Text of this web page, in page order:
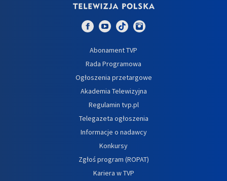
Abonament TVP
Rada Programowa
Ogłoszenia przetargowe
Akademia Telewizyjna
Regulamin tvp.pl
Telegazeta ogłoszenia
Informacje o nadawcy
Konkursy
Zgłoś program (ROPAT)
Kariera w TVP